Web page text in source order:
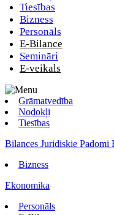
Tiesības
Bizness
Personāls
E-Bilance
Semināri
E-veikals
Grāmatvedība
Nodokļi
Tiesības
Bilances Juridiskie Padomi
Bizness
Ekonomika
Personāls